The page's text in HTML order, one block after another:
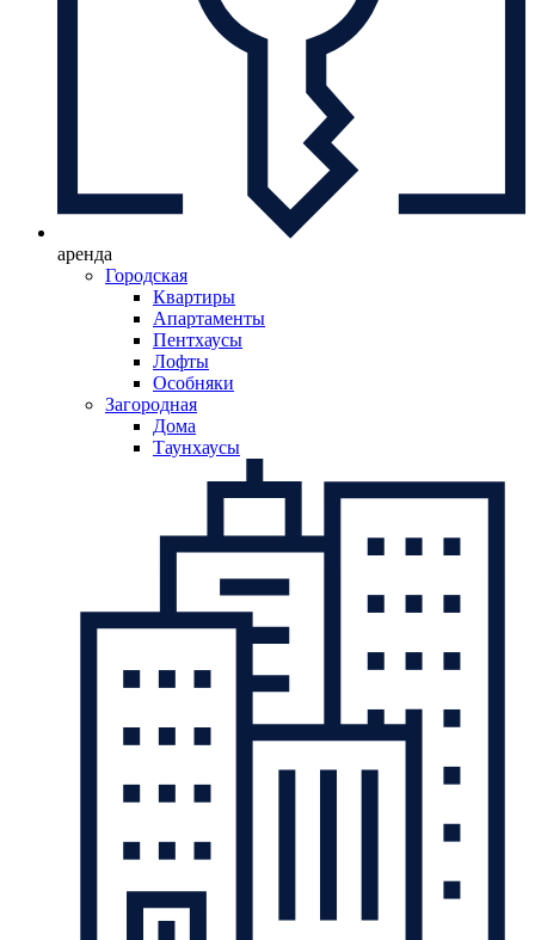
аренда
Городская
Квартиры
Апартаменты
Пентхаусы
Лофты
Особняки
Загородная
Дома
Таунхаусы